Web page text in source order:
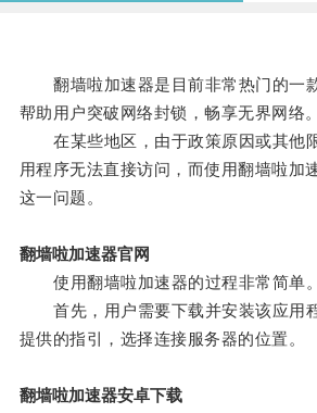
翻墙啦加速器是目前非常热门的一
帮助用户突破网络封锁，畅享无界网络。
在某些地区，由于政策原因或其他
用程序无法直接访问，而使用翻墙啦加
这一问题。
翻墙啦加速器官网
使用翻墙啦加速器的过程非常简单。
首先，用户需要下载并安装该应用
提供的指引，选择连接服务器的位置。
翻墙啦加速器安卓下载